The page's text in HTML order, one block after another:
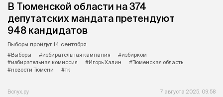
В Тюменской области на 374
депутатских мандата претендуют
948 кандидатов
Выборы пройдут 14 сентября.
#Выборы
#избирательная кампания
#избирком
#избирательная комиссия
#Игорь Халин
#Тюменская область
#новости Тюмени
#тк
Вслух.ру 7 августа 2025, 09:58